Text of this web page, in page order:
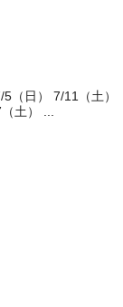
（日） 7/11（土）
土） ...